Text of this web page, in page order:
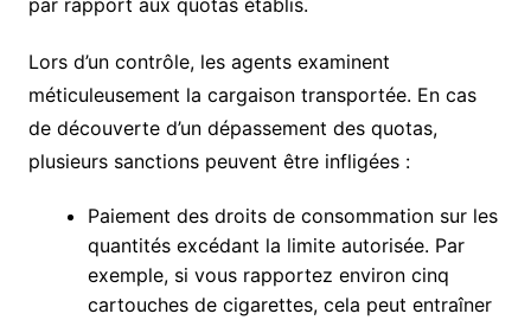
Lors d’un contrôle, les agents examinent
méticuleusement la cargaison transportée. En cas
de découverte d’un dépassement des quotas,
plusieurs sanctions peuvent être infligées :
Paiement des droits de consommation sur les
quantités excédant la limite autorisée. Par
exemple, si vous rapportez environ cinq
cartouches de cigarettes, cela peut entraîner